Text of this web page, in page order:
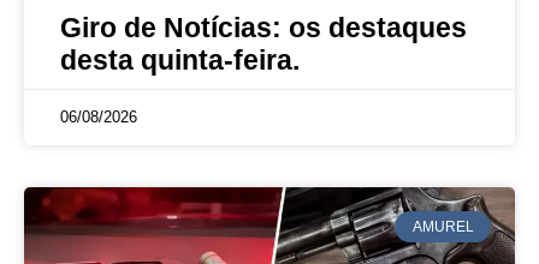
Giro de Notícias: os destaques
desta quinta-feira.
06/08/2026
AMUREL